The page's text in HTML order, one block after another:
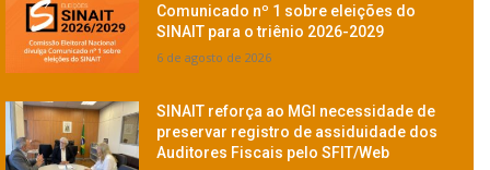
Comunicado nº 1 sobre eleições do
SINAIT para o triênio 2026-2029
6 de agosto de 2026
SINAIT reforça ao MGI necessidade de
preservar registro de assiduidade dos
Auditores Fiscais pelo SFIT/Web